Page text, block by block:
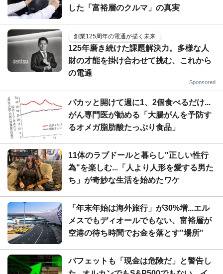
した「富裕層のクルマ」の真実
創業125周年の電通が描く未来
125年磨き続けた課題解決力。多様な人
財の才能を掛け合わせて挑む、これから
の電通
Sponsored
パカッと開けて週に1、2個食べるだけ...
がん専門医が勧める「大腸がんを予防す
るオメガ脂肪酸たっぷり食品」
11体のラブドールと暮らし"正しい性行
為"を楽しむ...「人より人形を愛する男た
ち」が奇妙な生活を始めたワケ
「年末年始は海外旅行」が30%増...エル
メスでもディオールでもない、富裕層が
空港の待ち時間でお金を落とす"場所"
バフェットも「現金は危険だ」と警告し